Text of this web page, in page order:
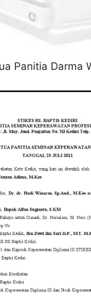
Panitia Darma